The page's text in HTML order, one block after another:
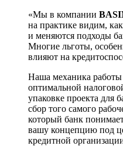
«Мы в компании
на практике видим,
и меняются подходы
Многие льготы,
влияют на
Наша механика работы
оптимальной
упаковке проекта для
сбор того самого
который банк
вашу концепцию под
кредитной